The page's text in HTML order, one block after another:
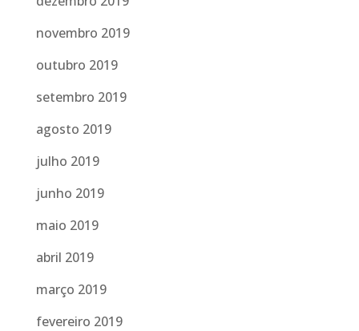
novembro 2019
outubro 2019
setembro 2019
agosto 2019
julho 2019
junho 2019
maio 2019
abril 2019
março 2019
fevereiro 2019